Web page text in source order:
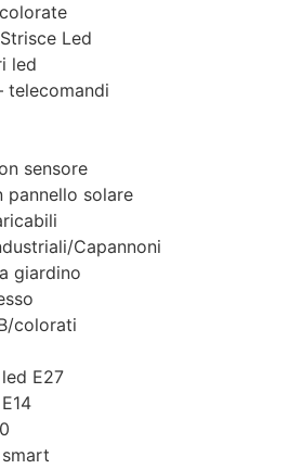
Led
led
telecomandi
sensore
pannello solare
Capannoni
giardino
colorati
E27